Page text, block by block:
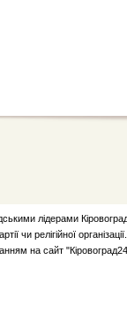
лідерами
чи релігійної
на сайт